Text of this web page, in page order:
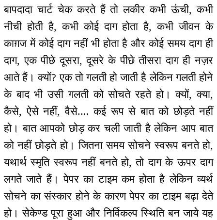
बापदादा चार्ट चेक करते हैं तो लकीर कभी ऊंची, कभी
नीची होती है, कभी कोई दाग होता है, कभी जीवन के
काग़ज में कोई दाग नहीं भी होता है और कोई समय दाग ही
दाग, एक पीछे दूसरा, दूसरे के पीछे तीसरा दाग ही नज़र
आते हैं। क्यों? एक तो गलती हो जाती है लेकिन गलती होने
के बाद भी उसी गलती को सोचते रहते हो। क्यों, क्या,
कैसे, ऐसे नहीं, वैसे.... कई रूप से बात को छोड़ते नहीं
हो। बात आपको छोड़ कर चली जाती है लेकिन आप बात
को नहीं छोड़ते हो। जितना समय सोचने स्वरूप बनते हो,
यथार्थ स्मृति स्वरूप नहीं बनते हो, तो दाग के ऊपर दाग
लगते जाते हैं। पेपर का टाइम कम होता है लेकिन व्यर्थ
सोचने का संस्कार होने के कारण पेपर का टाइम बढ़ा देते
हो। सेकेण्ड पूरा हुआ और निर्विकल्प स्थिति बन जाये यह